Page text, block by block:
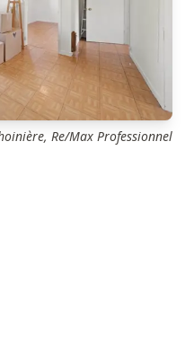
Re/Max Professionnel